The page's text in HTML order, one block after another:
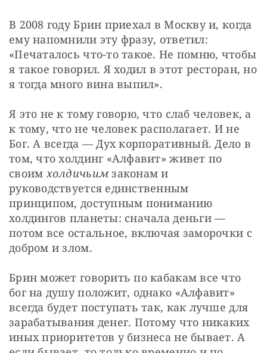
В 2008 году Брин приехал в Москву и, когда
ему напомнили эту фразу, ответил:
«Печаталось что-то такое. Не помню, чтобы
я такое говорил. Я ходил в этот ресторан, но
я тогда много вина выпил».
Я это не к тому говорю, что слаб человек, а
к тому, что не человек располагает. И не
Бог. А всегда — Дух корпоративный. Дело в
том, что холдинг «Алфавит» живет по
своим холдичьим законам и
руководствуется единственным
принципом, доступным пониманию
холдингов планеты: сначала деньги —
потом все остальное, включая заморочки с
добром и злом.
Брин может говорить по кабакам все что
бог на душу положит, однако «Алфавит»
всегда будет поступать так, как лучше для
зарабатывания денег. Потому что никаких
иных приоритетов у бизнеса не бывает. А